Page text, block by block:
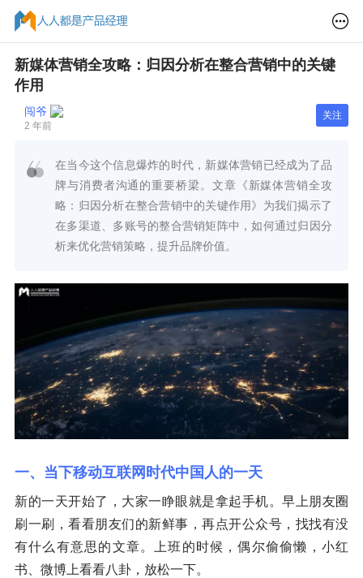
新媒体营销全攻略：归因分析在整合营销中的关键
作用
闯爷
2 年前
关注
在当今这个信息爆炸的时代，新媒体营销已经成为了品
牌与消费者沟通的重要桥梁。文章《新媒体营销全攻
略：归因分析在整合营销中的关键作用》为我们揭示了
在多渠道、多账号的整合营销矩阵中，如何通过归因分
析来优化营销策略，提升品牌价值。
一、当下移动互联网时代中国人的一天
新的一天开始了，大家一睁眼就是拿起手机。早上朋友圈
刷一刷，看看朋友们的新鲜事，再点开公众号，找找有没
有什么有意思的文章。上班的时候，偶尔偷偷懒，小红
书、微博上看看八卦，放松一下。